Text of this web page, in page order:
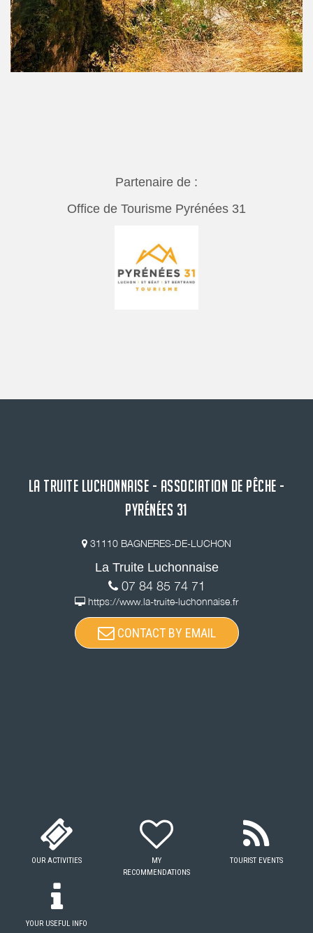
Partenaire de :
Office de Tourisme Pyrénées 31
LA TRUITE LUCHONNAISE - ASSOCIATION DE PÊCHE -
PYRÉNÉES 31
31110 BAGNERES-DE-LUCHON
La Truite Luchonnaise
07 84 85 74 71
https://www.la-truite-luchonnaise.fr
CONTACT BY EMAIL
OUR ACTIVITIES
MY
RECOMMENDATIONS
TOURIST EVENTS
YOUR USEFUL INFO